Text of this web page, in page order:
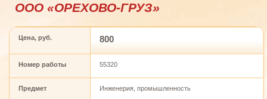
ООО «ОРЕХОВО-ГРУЗ»
Цена, руб. 800
Номер работы 55320
Предмет Инженерия, промышленность